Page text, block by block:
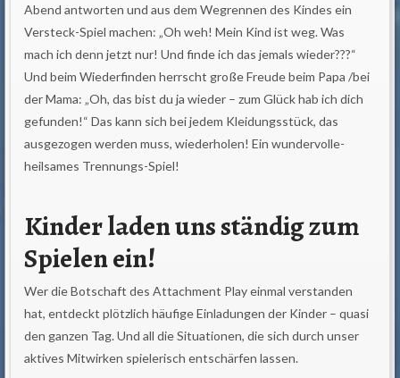
Abend antworten und aus dem Wegrennen des Kindes ein
Versteck-Spiel machen: „Oh weh! Mein Kind ist weg. Was
mach ich denn jetzt nur! Und finde ich das jemals wieder???“
Und beim Wiederfinden herrscht große Freude beim Papa /bei
der Mama: „Oh, das bist du ja wieder – zum Glück hab ich dich
gefunden!“ Das kann sich bei jedem Kleidungsstück, das
ausgezogen werden muss, wiederholen! Ein wundervolle-
heilsames Trennungs-Spiel!
Kinder laden uns ständig zum
Spielen ein!
Wer die Botschaft des Attachment Play einmal verstanden
hat, entdeckt plötzlich häufige Einladungen der Kinder – quasi
den ganzen Tag. Und all die Situationen, die sich durch unser
aktives Mitwirken spielerisch entschärfen lassen.